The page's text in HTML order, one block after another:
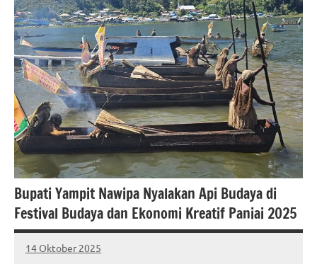
Bupati Yampit Nawipa Nyalakan Api Budaya di
Festival Budaya dan Ekonomi Kreatif Paniai 2025
14 Oktober 2025
MEPAGO
No